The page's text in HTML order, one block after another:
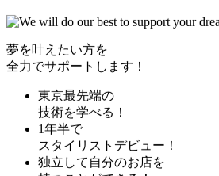
夢を叶えたい方を
全力でサポートします！
東京最先端の
技術を学べる！
1年半で
スタイリストデビュー！
独立して自分のお店を